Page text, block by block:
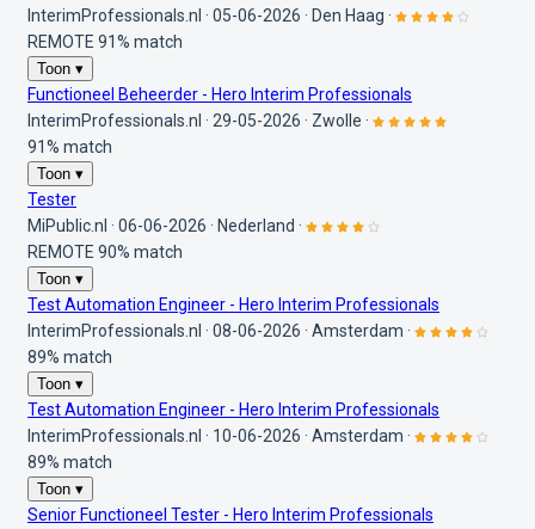
InterimProfessionals.nl · 05-06-2026 · Den Haag ·
REMOTE 91% match
Toon ▾
Functioneel Beheerder - Hero Interim Professionals
InterimProfessionals.nl · 29-05-2026 · Zwolle ·
91% match
Toon ▾
Tester
MiPublic.nl · 06-06-2026 · Nederland ·
REMOTE 90% match
Toon ▾
Test Automation Engineer - Hero Interim Professionals
InterimProfessionals.nl · 08-06-2026 · Amsterdam ·
89% match
Toon ▾
Test Automation Engineer - Hero Interim Professionals
InterimProfessionals.nl · 10-06-2026 · Amsterdam ·
89% match
Toon ▾
Senior Functioneel Tester - Hero Interim Professionals